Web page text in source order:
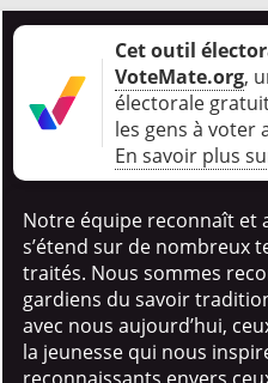
Cet outil
VoteMate.org,
électorale
les gens à voter
En savoir plus
Notre équipe reconnaît et
s’étend sur de nombreux
traités. Nous sommes
gardiens du savoir
avec nous aujourd’hui,
la jeunesse qui nous